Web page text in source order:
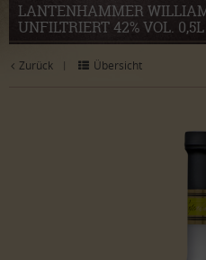
LANTENHAMMER
UNFILTRIERT 42% VOL. 0,5L
Zurück | Übersicht